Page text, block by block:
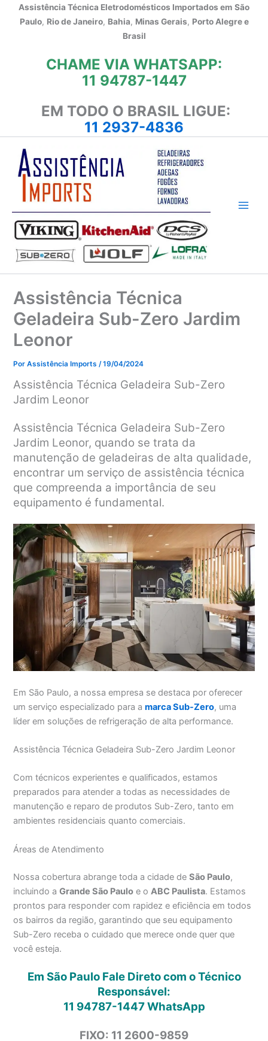
Assistência Técnica Eletrodomésticos Importados em São
Paulo, Rio de Janeiro, Bahia, Minas Gerais, Porto Alegre e
Brasil
CHAME VIA WHATSAPP:
11 94787-1447
EM TODO O BRASIL LIGUE:
11 2937-4836
Assistência Técnica
Geladeira Sub-Zero Jardim
Leonor
PorAssistência Imports/19/04/2024
Assistência Técnica Geladeira Sub-Zero
Jardim Leonor
Assistência Técnica Geladeira Sub-Zero
Jardim Leonor, quando se trata da
manutenção de geladeiras de alta qualidade,
encontrar um serviço de assistência técnica
que compreenda a importância de seu
equipamento é fundamental.
Em São Paulo, a nossa empresa se destaca por oferecer
um serviço especializado para amarca Sub-Zero, uma
líder em soluções de refrigeração de alta performance.
Assistência Técnica Geladeira Sub-Zero Jardim Leonor
Com técnicos experientes e qualificados, estamos
preparados para atender a todas as necessidades de
manutenção e reparo de produtos Sub-Zero, tanto em
ambientes residenciais quanto comerciais.
Áreas de Atendimento
Nossa cobertura abrange toda a cidade deSão Paulo,
incluindo aGrande São Paulo e o ABC Paulista. Estamos
prontos para responder com rapidez e eficiência em todos
os bairros da região, garantindo que seu equipamento
Sub-Zero receba o cuidado que merece onde quer que
você esteja.
Em São Paulo Fale Direto com o Técnico
Responsável:
11 94787-1447WhatsApp
FIXO: 11 2600-9859